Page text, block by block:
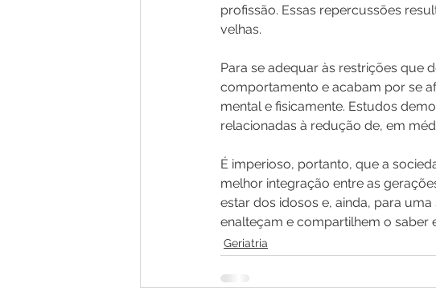
profissão. Essas repercussões
velhas.
Para se adequar às restrições que
comportamento e acabam por se
mental e fisicamente. Estudos
relacionadas à redução de, em
É imperioso, portanto, que a
melhor integração entre as
estar dos idosos e, ainda, para
enalteçam e compartilhem o saber
Geriatria